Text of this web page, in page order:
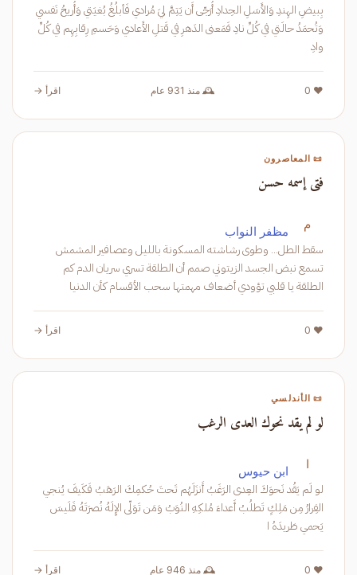
بِبيضِ الهِندِ وَالأَسَلِ الحِدادِ أُرَجّى أَن يَتِمَّ ليَ مُرادي فَأبلُغُ بُغيَتي وَأُريحُ نَفسي
وَتُحمَدُ حالَتي في كُلِّ نادِ فَمَعنى الدَهرِ في قَتلِ الأَعادي وَحَسمِ رِقابِهِم في كُلِّ
وادِ
❤️ 0 🕰️ منذ 931 عام اقرأ →
📜 المعاصرون
فتى إسمه حسن
م مظفر النواب
سقط الطل... وطوى رشاشته المسكونة بالليل وعصافير المشمش
تسمع نبض الجسد الزيتوني صمم أن الطلقة تسري سريان الدم كم
الطلقة يا قلبي تؤودي أضعاف مهمتها سحب الأقسام كأن الدنيا
❤️ 0 اقرأ →
📜 الأندلسي
لو لم يقد نحوك العدى الرغب
ا ابن حيوس
لو لَم يَقُد نَحوَكَ العِدى الرَغَبُ أَنزَلَهُم تَحتَ حُكمِكَ الرَهَبُ فَكَيفَ يُنجي
الفِرارُ مِن مَلِكٍ تَطلُبُ أَعداءَ مُلكِهِ النُوَبُ وَمَن تَوَلّى الإِلَهُ نُصرَتَهُ فَلَيسَ
يَحمي طَريدَهُ ا
❤️ 0 🕰️ منذ 946 عام اقرأ →